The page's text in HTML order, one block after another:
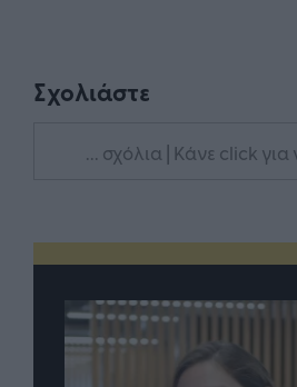
Σχολιάστε
... σχόλια | Κάνε click για